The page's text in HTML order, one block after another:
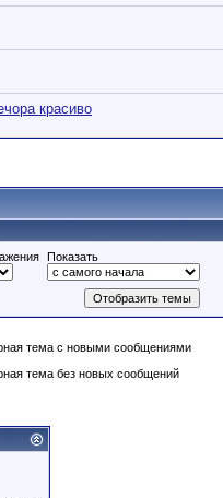
красиво
Показать
тема с новыми сообщениями
тема без новых сообщений